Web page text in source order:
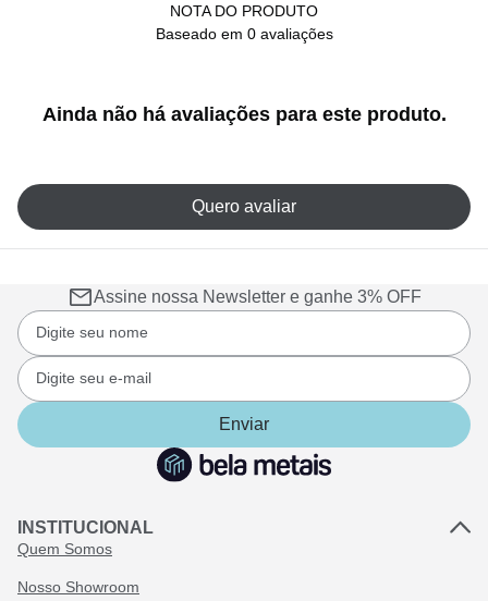
NOTA DO PRODUTO
Baseado em 0 avaliações
Ainda não há avaliações para este produto.
Quero avaliar
Assine nossa Newsletter e ganhe 3% OFF
Enviar
INSTITUCIONAL
Quem Somos
Nosso Showroom